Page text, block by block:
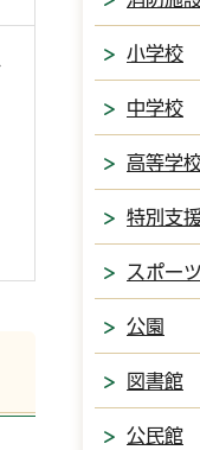
小学校
中学校
高等学
特別支
スポー
公園
図書館
公民館